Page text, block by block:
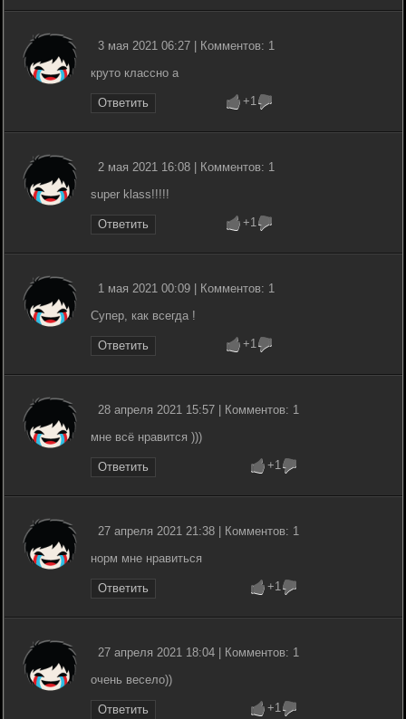
3 мая 2021 06:27 | Комментов: 1
круто классно а
Ответить +1
2 мая 2021 16:08 | Комментов: 1
super klass!!!!!
Ответить +1
1 мая 2021 00:09 | Комментов: 1
Супер, как всегда !
Ответить +1
28 апреля 2021 15:57 | Комментов: 1
мне всё нравится )))
Ответить +1
27 апреля 2021 21:38 | Комментов: 1
норм мне нравиться
Ответить +1
27 апреля 2021 18:04 | Комментов: 1
очень весело))
Ответить +1